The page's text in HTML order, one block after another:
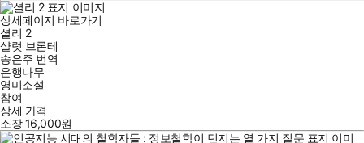
상세페이지 바로가기
셜리 2
샬럿 브론테
송은주 번역
은행나무
영미소설
참여
상세 가격
소장16,000원